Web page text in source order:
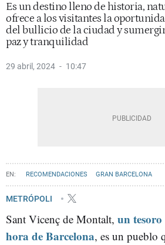
Es un destino lleno de historia,
ofrece a los visitantes la
del bullicio de la ciudad y
paz y tranquilidad
29 abril, 2024 10:47
RECOMENDACIONES GRAN BARCELONA
EXCURSIONES BARCELONA
METRÓPOLI
Sant Vicenç de Montalt, un
hora de Barcelona, es un pueblo